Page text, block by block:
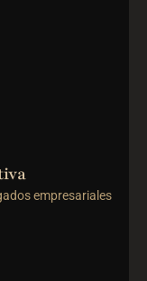
empresariales